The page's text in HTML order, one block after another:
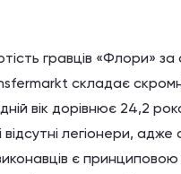
гравців «Флори» за
складає
вік дорівнює 24,2
легіонери, адже
є